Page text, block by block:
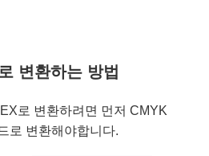
변환하는 방법
로 변환하려면 먼저 CMYK
로 변환해야합니다.